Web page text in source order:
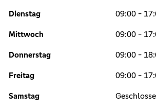
Dienstag 09:00 -
Mittwoch 09:00 -
Donnerstag 09:00 -
Freitag 09:00 -
Samstag